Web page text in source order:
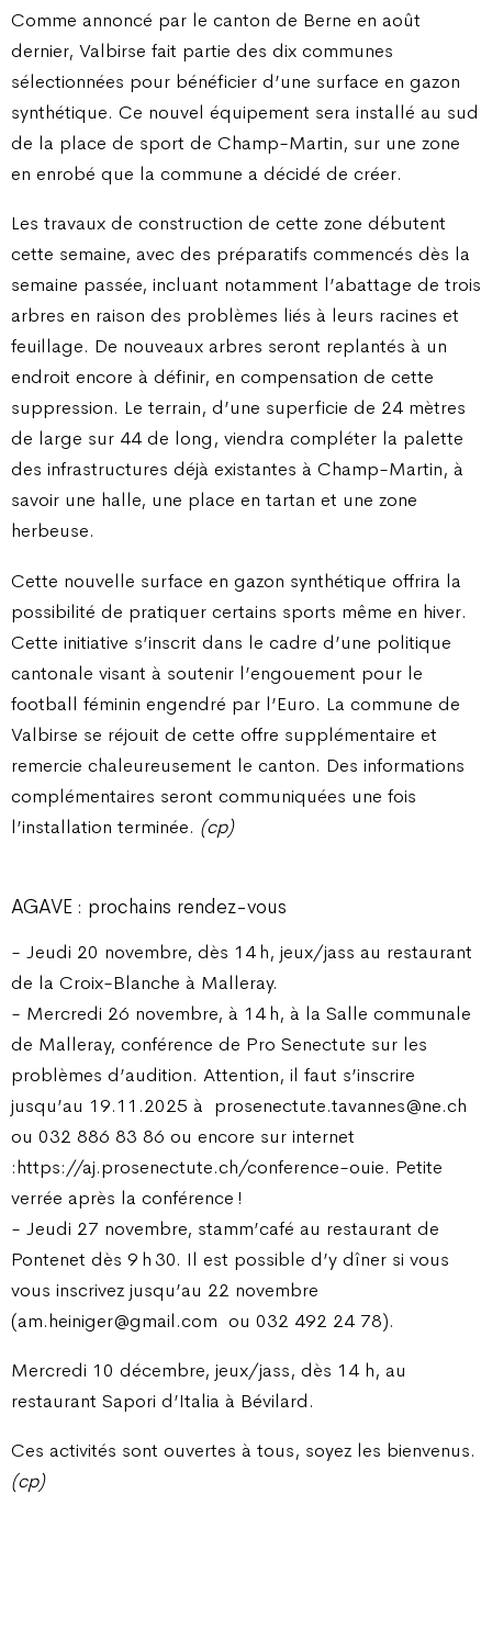
Comme annoncé par le canton de Berne en août
dernier, Valbirse fait partie des dix communes
sélectionnées pour bénéficier d’une surface en gazon
synthétique. Ce nouvel équipement sera installé au sud
de la place de sport de Champ-Martin, sur une zone
en enrobé que la commune a décidé de créer.
Les travaux de construction de cette zone débutent
cette semaine, avec des préparatifs commencés dès la
semaine passée, incluant notamment l’abattage de trois
arbres en raison des problèmes liés à leurs racines et
feuillage. De nouveaux arbres seront replantés à un
endroit encore à définir, en compensation de cette
suppression. Le terrain, d’une superficie de 24 mètres
de large sur 44 de long, viendra compléter la palette
des infrastructures déjà existantes à Champ-Martin, à
savoir une halle, une place en tartan et une zone
herbeuse.
Cette nouvelle surface en gazon synthétique offrira la
possibilité de pratiquer certains sports même en hiver.
Cette initiative s’inscrit dans le cadre d’une politique
cantonale visant à soutenir l’engouement pour le
football féminin engendré par l’Euro. La commune de
Valbirse se réjouit de cette offre supplémentaire et
remercie chaleureusement le canton. Des informations
complémentaires seront communiquées une fois
l’installation terminée. (cp)
AGAVE : prochains rendez-vous
- Jeudi 20 novembre, dès 14 h, jeux/jass au restaurant
de la Croix-Blanche à Malleray.
- Mercredi 26 novembre, à 14 h, à la Salle communale
de Malleray, conférence de Pro Senectute sur les
problèmes d’audition. Attention, il faut s’inscrire
jusqu’au 19.11.2025 à prosenectute.tavannes@ne.ch
ou 032 886 83 86 ou encore sur internet
:https://aj.prosenectute.ch/conference-ouie. Petite
verrée après la conférence !
- Jeudi 27 novembre, stamm’café au restaurant de
Pontenet dès 9 h 30. Il est possible d’y dîner si vous
vous inscrivez jusqu’au 22 novembre
(am.heiniger@gmail.com ou 032 492 24 78).
Mercredi 10 décembre, jeux/jass, dès 14 h, au
restaurant Sapori d’Italia à Bévilard.
Ces activités sont ouvertes à tous, soyez les bienvenus.
(cp)